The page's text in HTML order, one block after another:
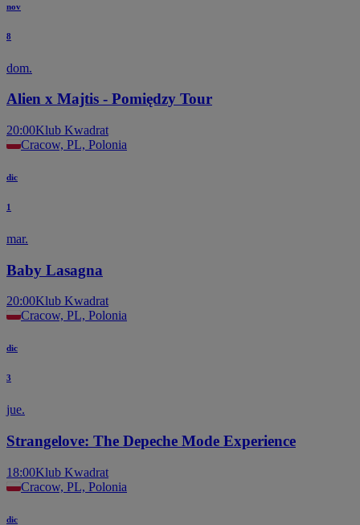
nov
8
dom.
Alien x Majtis - Pomiędzy Tour
20:00Klub Kwadrat
Cracow, PL, Polonia
dic
1
mar.
Baby Lasagna
20:00Klub Kwadrat
Cracow, PL, Polonia
dic
3
jue.
Strangelove: The Depeche Mode Experience
18:00Klub Kwadrat
Cracow, PL, Polonia
dic